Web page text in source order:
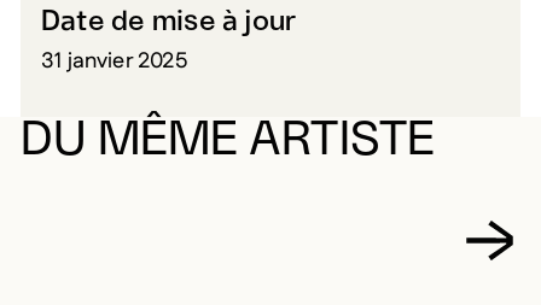
Date de mise à jour
31 janvier 2025
DU MÊME ARTISTE